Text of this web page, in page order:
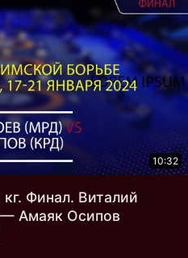
10:32
Финал. Виталий
Амаяк Осипов